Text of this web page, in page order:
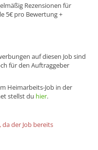
Rezensionen für
5€ pro Bewertung +
auf diesen Job sind
für den Auftraggeber
Heimarbeits-Job in der
stellst du hier.
der Job bereits